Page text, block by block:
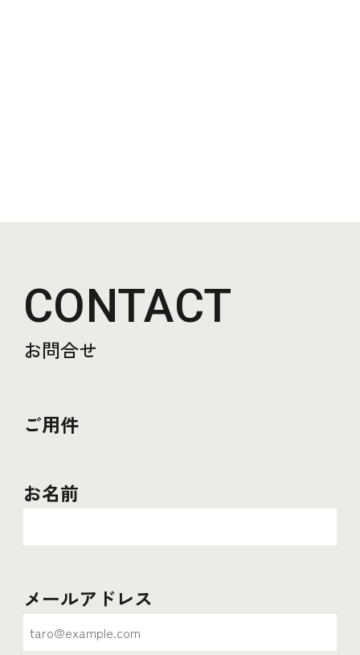
CONTACT
お問合せ
ご用件
お名前
メールアドレス